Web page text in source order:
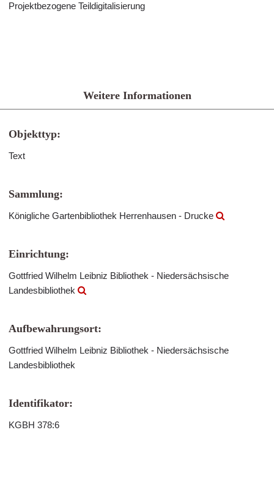
Projektbezogene Teildigitalisierung
Weitere Informationen
Objekttyp:
Text
Sammlung:
Königliche Gartenbibliothek Herrenhausen - Drucke
Einrichtung:
Gottfried Wilhelm Leibniz Bibliothek - Niedersächsische
Landesbibliothek
Aufbewahrungsort:
Gottfried Wilhelm Leibniz Bibliothek - Niedersächsische
Landesbibliothek
Identifikator:
KGBH 378:6